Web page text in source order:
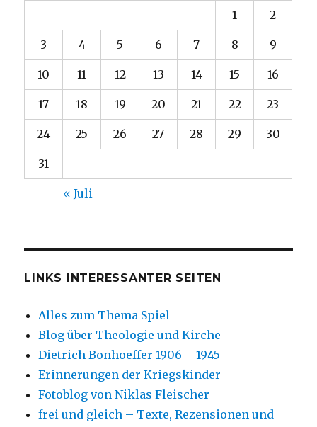
1 2
3 4 5 6 7 8 9
10 11 12 13 14 15 16
17 18 19 20 21 22 23
24 25 26 27 28 29 30
31
« Juli
LINKS INTERESSANTER SEITEN
Alles zum Thema Spiel
Blog über Theologie und Kirche
Dietrich Bonhoeffer 1906 – 1945
Erinnerungen der Kriegskinder
Fotoblog von Niklas Fleischer
frei und gleich – Texte, Rezensionen und